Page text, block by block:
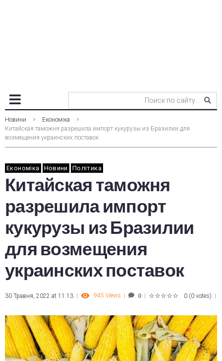
Новини
Економіка
Китайская таможня разрешила импорт кукурузы из Бразилии для
возмещения украинских поставок
Економіка Новини Політика
Китайская таможня
разрешила импорт
кукурузы из Бразилии
для возмещения
украинских поставок
30 Травня, 2022 at 11:13 945 Views 0 0 (0 votes)